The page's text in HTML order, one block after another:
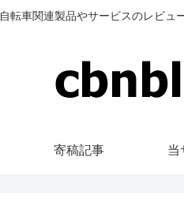
転車関連製品やサービスのレビュ
寄稿記事 当